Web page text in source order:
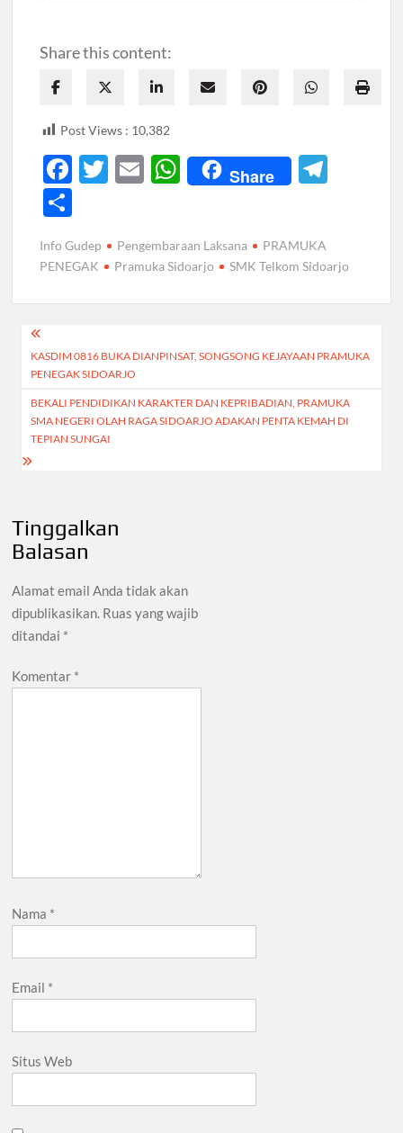
Share this content:
Post Views : 10,382
F
b
o
T
er
E
W
s
p
Share
gr
a
m
ar
Info Gudep Pengembaraan Laksana
PRAMUKA
PENEGAK
Pramuka Sidoarjo SMK Telkom Sidoarjo
Navigasi
pos
KASDIM 0816 BUKA DIANPINSAT, SONGSONG KEJAYAAN PRAMUKA
PENEGAK SIDOARJO
BEKALI PENDIDIKAN KARAKTER DAN KEPRIBADIAN, PRAMUKA
SMA NEGERI OLAH RAGA SIDOARJO ADAKAN PENTA KEMAH DI
TEPIAN SUNGAI
Tinggalkan
Balasan
Alamat email Anda tidak akan
dipublikasikan. Ruas yang wajib
ditandai *
Komentar *
Nama *
Email *
Situs Web